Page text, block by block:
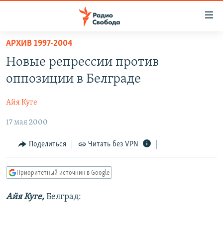
упрощенного
доступа
основному
Вернутся
главной
навигации
Вернутся
поиску
ПОДКАСТЫ
ЦИТАТЫ СВОБОДЫ
МНЕНИЯ
КУЛЬТУРА
IDEL.РЕАЛИИ
КАВКАЗ.РЕАЛИИ
СЕВЕР.РЕАЛИИ
АРХИВ 1997-2004
Новые репрессии против
оппозиции в Белграде
Айя Куге
17 мая 2000
Поделиться Читать без VPN
Приоритетный источник в Google
Айя Куге, Белград: